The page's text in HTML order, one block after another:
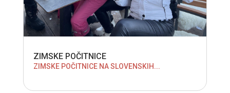
ZIMSKE POČITNICE
ZIMSKE POČITNICE NA SLOVENSKIH...